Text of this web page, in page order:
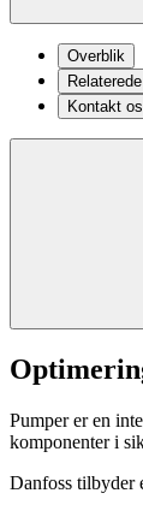
Overblik
Kontakt os
Pumper er en
komponenter i
Danfoss tilbyder